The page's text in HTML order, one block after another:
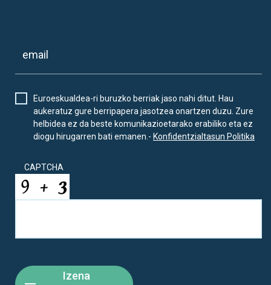
Euroeskualdea-ri buruzko berriak jaso nahi ditut. Hau
aukeratuz gure berripapera jasotzea onartzen duzu. Zure
helbidea ez da beste komunikazioetarako erabiliko eta ez
diogu hirugarren bati emanen.- Konfidentzialtasun Politika
CAPTCHA
Izena